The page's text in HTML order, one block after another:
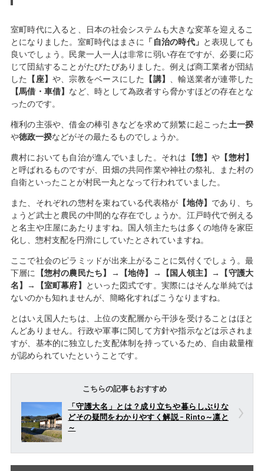
室町時代に入ると、日本の社会システムも大きな変革を迎えるこ
とになりました。室町時代はまさに 「自治の時代」 と表現しても
良いでしょう。民衆一人一人は非常に弱い存在ですが、必要に応
じて団結することがたびたびありました。例えば商工業者が団結
した
【座】や、宗教をベースにした 【講】
、輸送業者が連帯した
【馬借・車借】 など、時として為政者すら脅かすほどの存在とな
ったのです。
権利の主張や、借金の棒引きなどを求めて頻繁に起こった 土一揆
や徳政一揆などがその最たるものでしょうか。
農村においても自治が進んでいました。それは 【惣】や 【惣村】
と呼ばれるものですが、田畑の共同作業や神社の祭礼、また村の
自衛といったことが村民一丸となって行われていました。
また、それぞれの惣村を束ねている代表格が 【地侍】 であり、ち
ょうど武士と農民の中間的な存在でしょうか。江戸時代で例える
と名主や庄屋にあたりますね。国人領主たちは多くの地侍を家臣
化し、惣村支配を円滑にしていたとされていますね。
ここで社会のピラミッドが出来上がることに気付くでしょう。最
下層に
【惣村の農民たち】→【地侍】→【国人領主】→【守護大
名】→【室町幕府】
といった図式です。実際にはそんな単純では
ないのかも知れませんが、簡略化すればこうなりますね。
とはいえ国人たちは、上位の支配層から干渉を受けることはほと
んどありません。行政や軍事に関して方針や指示などは示されま
すが、基本的に独立した支配体制を持っているため、自由裁量権
が認められていたということです。
こちらの記事もおすすめ
「守護大名」とは？成り立ちや暮らしぶりな
どその疑問をわかりやすく解説 – Rinto～凛と
～